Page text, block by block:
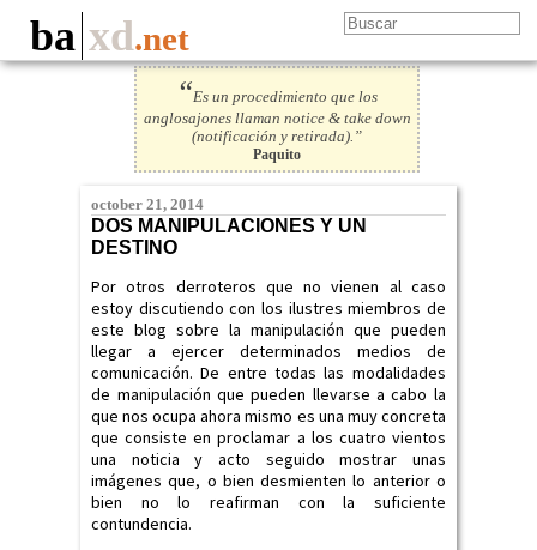
ba xd.net
“Es un procedimiento que los
anglosajones llaman notice & take down
(notificación y retirada).”
Paquito
october 21, 2014
DOS MANIPULACIONES Y UN
DESTINO
Por otros derroteros que no vienen al caso
estoy discutiendo con los ilustres miembros de
este blog sobre la manipulación que pueden
llegar a ejercer determinados medios de
comunicación. De entre todas las modalidades
de manipulación que pueden llevarse a cabo la
que nos ocupa ahora mismo es una muy concreta
que consiste en proclamar a los cuatro vientos
una noticia y acto seguido mostrar unas
imágenes que, o bien desmienten lo anterior o
bien no lo reafirman con la suficiente
contundencia.